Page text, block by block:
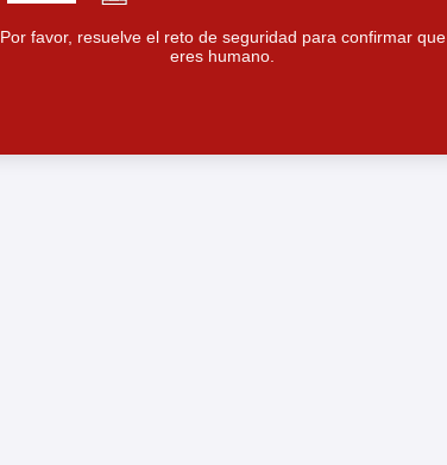
Por favor, resuelve el reto de seguridad para confirmar que
eres humano.